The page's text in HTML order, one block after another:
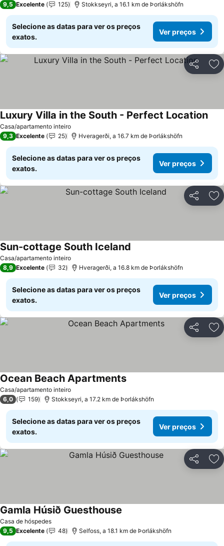
9,5 Excelente 125 Stokkseyri, a 16.1 km de Þorlákshöfn
Selecione as datas para ver os preços
exatos.
Ver preços
Partilhar
Casa/apartamento inteiro
Luxury Villa in the South - Perfect Location
9,3 Excelente 25 Hveragerði, a 16.7 km de Þorlákshöfn
Selecione as datas para ver os preços
exatos.
Ver preços
Partilhar
Casa/apartamento inteiro
Sun-cottage South Iceland
8,9 Excelente 32 Hveragerði, a 16.8 km de Þorlákshöfn
Selecione as datas para ver os preços
exatos.
Ver preços
Partilhar
Casa/apartamento inteiro
Ocean Beach Apartments
6,0 159 Stokkseyri, a 17.2 km de Þorlákshöfn
Selecione as datas para ver os preços
exatos.
Ver preços
Partilhar
Casa de hóspedes
Gamla Húsið Guesthouse
9,5 Excelente 48 Selfoss, a 18.1 km de Þorlákshöfn